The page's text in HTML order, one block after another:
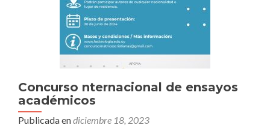
Concurso nternacional de ensayos
académicos
Publicada endiciembre 18, 2023